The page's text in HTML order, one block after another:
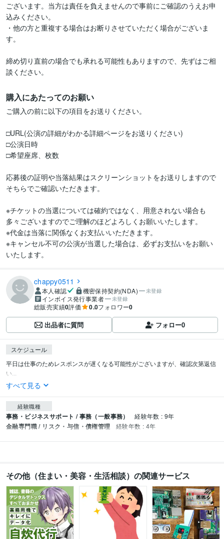
ございます。当方は責任を負えませんので事前にご確認のうえお申
込みください。
・他の方と重複する場合はお断りさせていただく場合がございま
す。
締め切り直前の場合でも承れる可能性もありますので、先ずはご相
談ください。
購入にあたってのお願い
ご購入の前に以下の項目をお送りください。
□URL(公演の詳細がわかる詳細ページをお送りください)
□公演日時
□希望座席、枚数
応募後の証明や当落結果はスクリーンショットをお送りしますので
そちらでご確認いただきます。
※チケットの当選については確約ではなく、用意されない場合も
多々ございますのでご理解のほどよろしくお願いいたします。
※代金は当落に関係なくお支払いいただきます。
※キャンセル不可の公演が当選した場合は、必ずお支払いをお願い
chappy0511
本人確認 機密保持契約(NDA) 未登録
インボイス発行事業者 未登録
総販売実績0評価 0.0フォロワー0
出品者に質問 フォロー0
スケジュール
平日は仕事のためレスポンスが遅くなる可能性がございますが、確認次第返信
い...
すべて見る
経験職種
事務・ビジネスサポート / 事務（一般事務） 経験年数 : 9年
金融専門職 / リスク・与信・債権管理 経験年数 : 4年
その他（住まい・美容・生活相談）の関連サービス